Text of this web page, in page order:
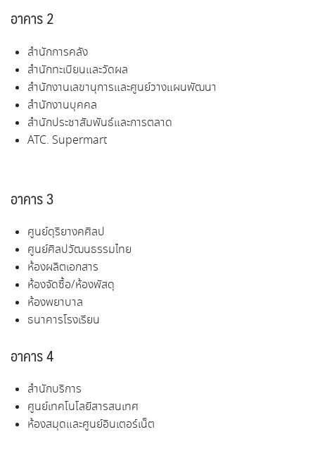
อาคาร 2
สํานักการคลัง
สํานักทะเบียนและวัดผล
สํานักงานเลขานุการและศูนย์วางแผนพัฒนา
สํานักงานบุคคล
สํานักประชาสัมพันธ์และการตลาด
ATC. Supermart
อาคาร 3
ศูนย์ดุริยางคศิลป
ศูนย์ศิลปวัฒนธรรมไทย
ห้องผลิตเอกสาร
ห้องจัดซื้อ/ห้องพัสดุ
ห้องพยาบาล
ธนาคารโรงเรียน
อาคาร 4
สํานักบริการ
ศูนย์เทคโนโลยีสารสนเทศ
ห้องสมุดและศูนย์อินเตอร์เน็ต